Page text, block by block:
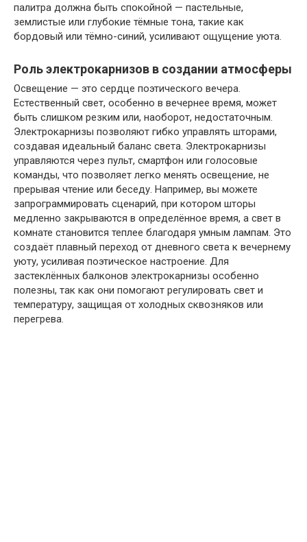
палитра должна быть спокойной — пастельные,
землистые или глубокие тёмные тона, такие как
бордовый или тёмно-синий, усиливают ощущение уюта.
Роль электрокарнизов в создании атмосферы
Освещение — это сердце поэтического вечера.
Естественный свет, особенно в вечернее время, может
быть слишком резким или, наоборот, недостаточным.
Электрокарнизы позволяют гибко управлять шторами,
создавая идеальный баланс света. Электрокарнизы
управляются через пульт, смартфон или голосовые
команды, что позволяет легко менять освещение, не
прерывая чтение или беседу. Например, вы можете
запрограммировать сценарий, при котором шторы
медленно закрываются в определённое время, а свет в
комнате становится теплее благодаря умным лампам. Это
создаёт плавный переход от дневного света к вечернему
уюту, усиливая поэтическое настроение. Для
застеклённых балконов электрокарнизы особенно
полезны, так как они помогают регулировать свет и
температуру, защищая от холодных сквозняков или
перегрева.